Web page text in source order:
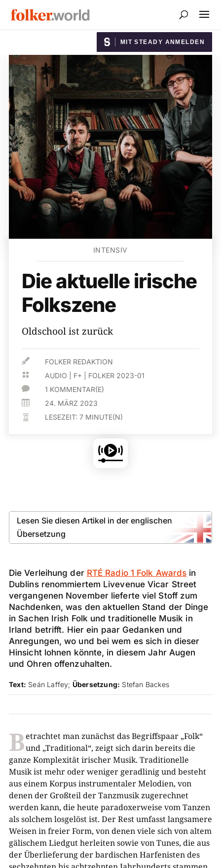
MIT STEADY ANMELDEN
INTENSIV
Die aktuelle irische
Folkszene
Oldschool ist zurück
 FOLKER REDAKTION
 AUDIO F+ FOLKER 2023-01
 1 KOMMENTAR(E)
 24. MÄRZ 2023
 LESEZEIT:7 MINUTE(N)
Lesen Sie diesen Artikel in der englischen
Übersetzung
Die Verleihung der RTÉ Radio 1 Folk Awards in
Dublins renommiertem Livevenue Vicar Street
vergangenen November lieferte viel Stoff zum
Nachdenken, was den aktuellen Stand der Dinge
in Sachen Irish Folk und traditionelle Musik in
Irland betrifft. Hier ein paar Gedanken und
Anregungen, wo und bei wem es sich in dieser
Hinsicht lohnen könnte, in diesem Jahr Augen
und Ohren offenzuhalten.
Text: Seán Laffey; Übersetzung: Stefan Backes
Betrachtet man zunächst das Begriffspaar „Folk“
und „Traditional“, zeigt sich darin bereits die
ganze Komplexität irischer Musik. Traditionelle
Musik ist mehr oder weniger geradlinig und besteht
aus einem Korpus instrumentaler Melodien, von
denen der Großteil der Tanzmusik zugerechnet
werden kann, die heute paradoxerweise vom Tanzen
als solchem losgelöst ist. Der Rest umfasst langsamere
Weisen in freier Form, von denen viele sich von altem
gälischem Liedgut herleiten sowie von Tunes, die aus
der Überlieferung der bardischen Harfenisten des